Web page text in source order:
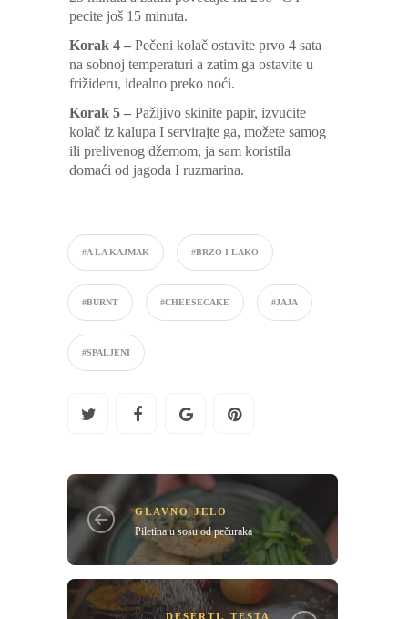
pecite još 15 minuta.
Korak 4 – Pečeni kolač ostavite prvo 4 sata
na sobnoj temperaturi a zatim ga ostavite u
frižideru, idealno preko noći.
Korak 5 – Pažljivo skinite papir, izvucite
kolač iz kalupa I servirajte ga, možete samog
ili prelivenog džemom, ja sam koristila
domaći od jagoda I ruzmarina.
#A LA KAJMAK #BRZO I LAKO
#BURNT #CHEESECAKE #JAJA
#SPALJENI
GLAVNO JELO
Piletina u sosu od pečuraka
DESERTI, TESTA